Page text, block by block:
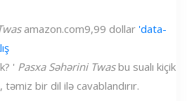
amazon.com9,99 dollar 'data-
' Pasxa Səhərini Twasbu sualı kiçik
bir dil ilə cavablandırır.